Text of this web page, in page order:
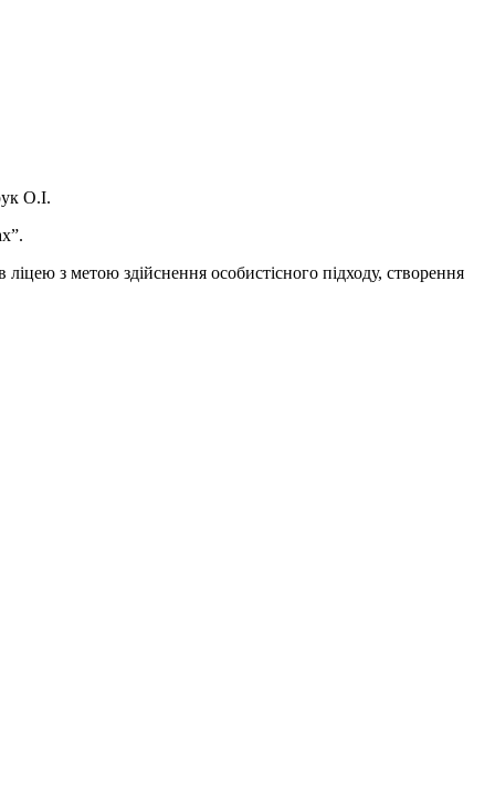
О.І.
ліцею з метою здійснення особистісного підходу, створення